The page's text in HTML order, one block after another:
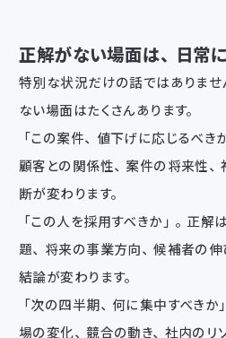
正解がない場面は、日常
特別な状況だけの話ではありま
ない場面はたくさんあります。
「この案件、値下げに応じるべき
顧客との関係性、案件の将来性、
断が変わります。
「この人を採用すべきか」。正解
題、将来の事業方向、候補者の伸
結論が変わります。
「次の四半期、何に集中すべき
場の変化、競合の動き、社内のリ